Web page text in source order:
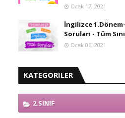
Ocak 17, 2021
İngilizce 1.Dönem-
Soruları - Tüm
Ocak 06, 2021
KATEGORILER
2.SINIF